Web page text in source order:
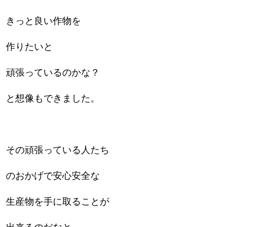
きっと良い作物を
作りたいと
頑張っているのかな？
と想像もできました。
その頑張っている人たち
のおかげで安心安全な
生産物を手に取ることが